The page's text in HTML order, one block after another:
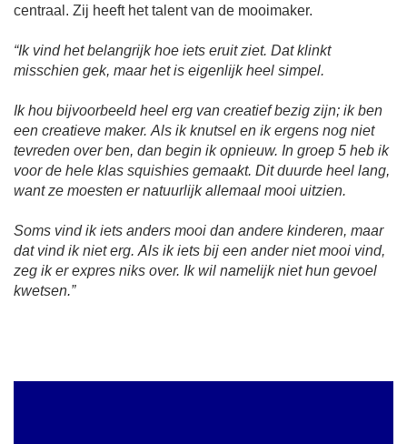
centraal. Zij heeft het talent van de mooimaker.
“Ik vind het belangrijk hoe iets eruit ziet. Dat klinkt
misschien gek, maar het is eigenlijk heel simpel.
Ik hou bijvoorbeeld heel erg van creatief bezig zijn; ik ben
een creatieve maker. Als ik knutsel en ik ergens nog niet
tevreden over ben, dan begin ik opnieuw. In groep 5 heb ik
voor de hele klas squishies gemaakt. Dit duurde heel lang,
want ze moesten er natuurlijk allemaal mooi uitzien.
Soms vind ik iets anders mooi dan andere kinderen, maar
dat vind ik niet erg. Als ik iets bij een ander niet mooi vind,
zeg ik er expres niks over. Ik wil namelijk niet hun gevoel
kwetsen.”